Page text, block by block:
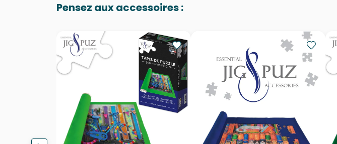
Pensez aux accessoires :